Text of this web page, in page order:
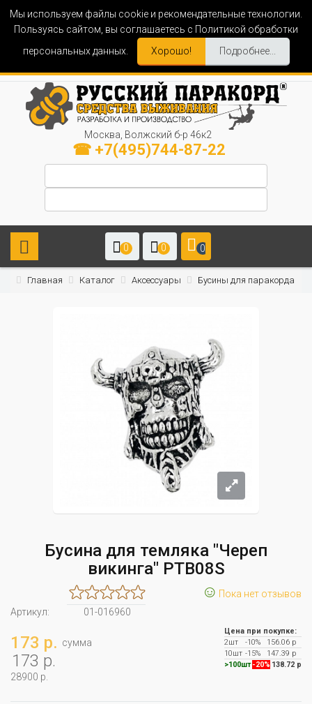
Мы используем файлы cookie и рекомендательные технологии.
Пользуясь сайтом, вы соглашаетесь с Политикой обработки
персональных данных.
Хорошо! Подробнее...
Москва, Волжский б-р 46к2
☎ +7(495)744-87-22
0 0 0
Главная Каталог Аксессуары Бусины для паракорда
Бусина для темляка "Череп
викинга" PTB08S
☺ Пока нет отзывов
Артикул:
01-016960
173 р. сумма
173 р.
28900 р.
Цена при покупке:
2шт
-10%
156.06 р
10шт -15%
147.39 р
>100шт -20% 138.72 р